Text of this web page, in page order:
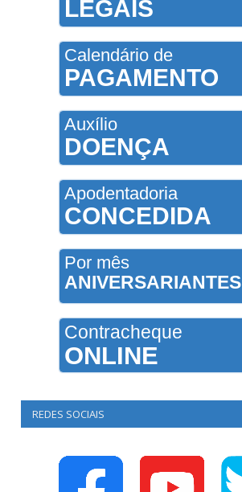
LEGAIS
Calendário de
PAGAMENTO
Auxílio
DOENÇA
Apodentadoria
CONCEDIDA
Por mês
ANIVERSARIANTES
Contracheque
ONLINE
REDES SOCIAIS